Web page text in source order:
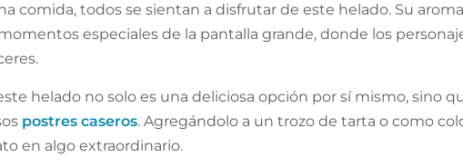
comida, todos se sientan a disfrutar de este helado. Su
especiales de la pantalla grande, donde los
helado no solo es una deliciosa opción por sí mismo, sino
postres caseros. Agregándolo a un trozo de tarta o como
en algo extraordinario.